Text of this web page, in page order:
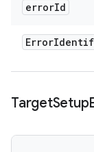
errorId
Error
TargetSetup